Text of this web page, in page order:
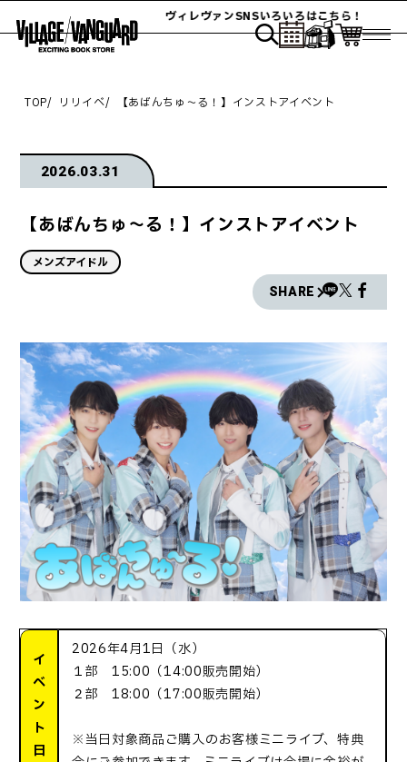
ヴィレヴァンSNSいろいろはこちら！
TOP リリイベ 【あばんちゅ～る！】インストアイベント
2026.03.31
【あばんちゅ～る！】インストアイベント
メンズアイドル
SHARE
イ
ベ
ン
ト
日
2026年4月1日（水）
１部 15:00（14:00販売開始）
２部 18:00（17:00販売開始）
※当日対象商品ご購入のお客様ミニライブ、特典